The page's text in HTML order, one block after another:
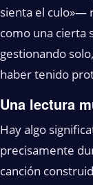
sienta el culo»—
como una cierta
gestionando
haber tenido
Una lectura
Hay algo
precisamente
canción